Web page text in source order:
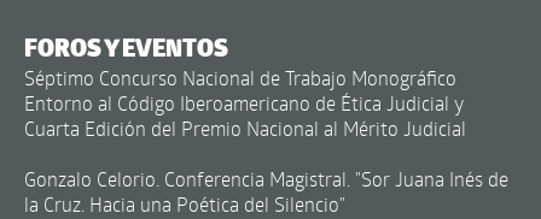
FOROS Y EVENTOS
Séptimo Concurso Nacional de Trabajo Monográfico
Entorno al Código Iberoamericano de Ética Judicial y
Cuarta Edición del Premio Nacional al Mérito Judicial
Gonzalo Celorio. Conferencia Magistral. "Sor Juana Inés de
la Cruz. Hacia una Poética del Silencio"